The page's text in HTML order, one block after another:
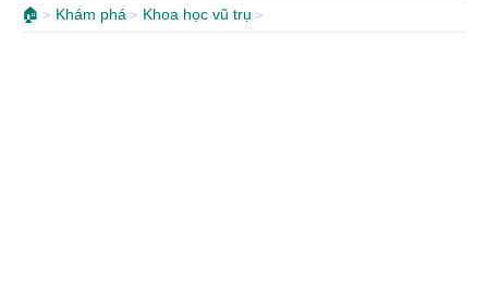
🏠 Khám phá Khoa học vũ trụ